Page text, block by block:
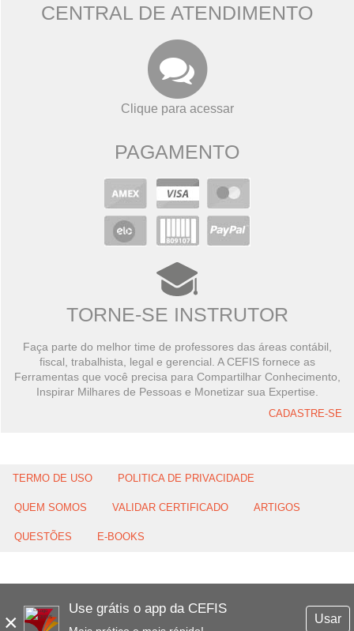
×
Use grátis o app da CEFIS
Usar
CENTRAL DE ATENDIMENTO
Clique para acessar
PAGAMENTO
TORNE-SE INSTRUTOR
Faça parte do melhor time de professores das áreas contábil,
fiscal, trabalhista, legal e gerencial. A CEFIS fornece as
Ferramentas que você precisa para Compartilhar Conhecimento,
Inspirar Milhares de Pessoas e Monetizar sua Expertise.
CADASTRE-SE
TERMO DE USO POLITICA DE PRIVACIDADE
QUEM SOMOS VALIDAR CERTIFICADO ARTIGOS
QUESTÕES E-BOOKS